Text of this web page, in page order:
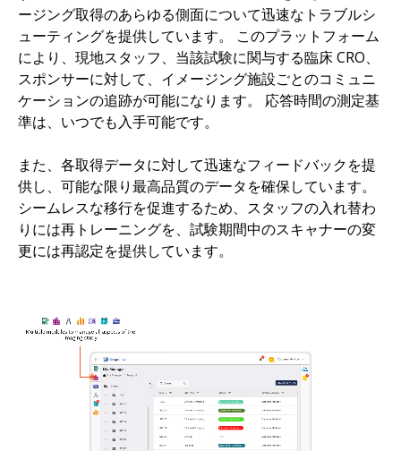
ージング取得のあらゆる側面について迅速なトラブルシ
ューティングを提供しています。 このプラットフォーム
により、現地スタッフ、当該試験に関与する臨床 CRO、
スポンサーに対して、イメージング施設ごとのコミュニ
ケーションの追跡が可能になります。 応答時間の測定基
準は、いつでも入手可能です。
また、各取得データに対して迅速なフィードバックを提
供し、可能な限り最高品質のデータを確保しています。
シームレスな移行を促進するため、スタッフの入れ替わ
りには再トレーニングを、試験期間中のスキャナーの変
更には再認定を提供しています。